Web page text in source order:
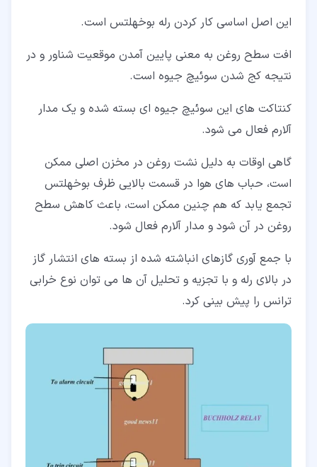
این اصل اساسی کار کردن رله بوخهلتس است.
افت سطح روغن به معنی پایین آمدن موقعیت شناور و در
نتیجه کج شدن سوئیچ جیوه است.
کنتاکت های این سوئیچ جیوه ای بسته شده و یک مدار
آلارم فعال می شود.
گاهی اوقات به دلیل نشت روغن در مخزن اصلی ممکن
است، حباب های هوا در قسمت بالایی ظرف بوخهلتس
تجمع یابد که هم چنین ممکن است، باعث کاهش سطح
روغن در آن شود و مدار آلارم فعال شود.
با جمع آوری گازهای انباشته شده از بسته های انتشار گاز
در بالای رله و با تجزیه و تحلیل آن ها می توان نوع خرابی
ترانس را پیش بینی کرد.